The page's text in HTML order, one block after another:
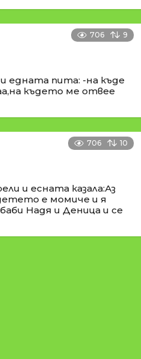
706 9
едната пита: -на къде
където ме отвее
706 10
и есната казала:Аз
е момиче и я
Надя и Деница и се